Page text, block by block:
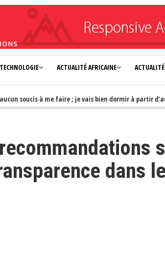
TECHNOLOGIE ACTUALITÉ AFRICAINE
soucis à me faire ; je vais bien dormir à partir
dans le